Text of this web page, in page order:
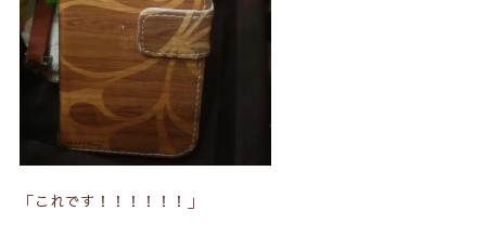
「これです！！！！！！」